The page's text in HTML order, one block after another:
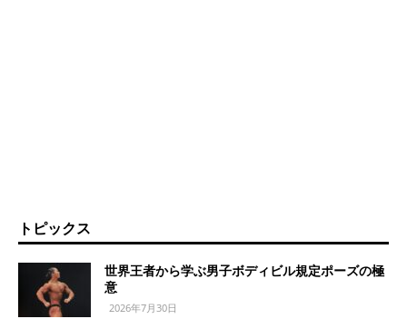
トピックス
世界王者から学ぶ男子ボディビル規定ポーズの極
意
2026年7月30日